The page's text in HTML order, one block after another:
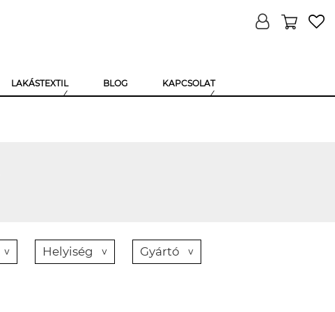
LAKÁSTEXTIL BLOG KAPCSOLAT
Helyiség Gyártó